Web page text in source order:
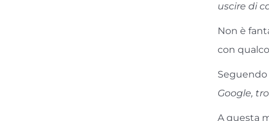
uscire di
Non è
con
Google,
A questa